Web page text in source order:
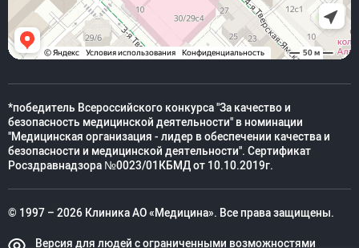
*победитель Всероссийского конкурса "За качество и
безопасность медицинской деятельности" в номинации
"Медицинская организация - лидер в обеспечении качества и
безопасности и медицинской деятельности". Сертификат
Росздравнадзора №0023/01КБМД от 10.10.2019г.
© 1997 – 2026 Клиника АО «Медицина». Все права защищены.
Версия для людей с ограниченными возможностями